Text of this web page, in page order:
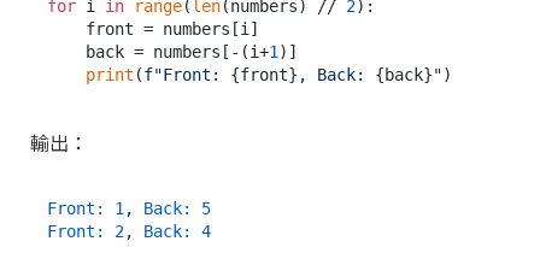
for i in range(len(numbers) // 2):
    back = numbers[-(i+
1)]
print (f"Front: {front} , Back: {back}"
輸出：
Front: 1, Back:
5
Front:
2, Back: 4